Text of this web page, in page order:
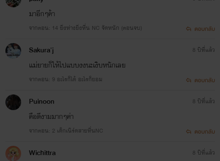
จู่ๆวีนัสก็มีน้องชาย เพราะเขาคือลูกติดของพ่อเลี้ยง เด็กบ้านแตกสองคนมาเจอกัน แล้วบางอย่างก็ก่อ
ตัวขึ้นอย่างห้ามไม่ได้
6.แหวนซ่อนสวาท
พิมพราวได้เจอกับแหวนวงหนุ่งที่มีเขาแฝงอยู่ แล้วในทุกคืนเขาเข้ามาครอบงำความฝันแสนสุข กระทั่ง
7.พ่ายรักซาตานเถื่อน
ยอมรับว่า ลินินไม่ใช่เด็กแล้ว เพราะเขาอยากสัมผัสเธอไปทุกสัดส่วน
มาอีกๆค้า
จากตอน: 14 ยิ่งห่างยิ่งหื่น NC จัดหนัก (ตอนจบ) ตอบกลับ
Sakura'j
แม่ยายก็ให้ไปแบบงงนะเงิบหนักเลย
จากตอน: 9 อะไรก็ได้ อะไรก็ยอม
8 ปีที่แล้ว
ตอบกลับ
Puinoon
คือดีงามมากๆค่า
จากตอน: 2 เด็กเนิร์ดสายหื่นNC
8 ปีที่แล้ว
ตอบกลับ
Wichittra 8 ปีที่แล้ว